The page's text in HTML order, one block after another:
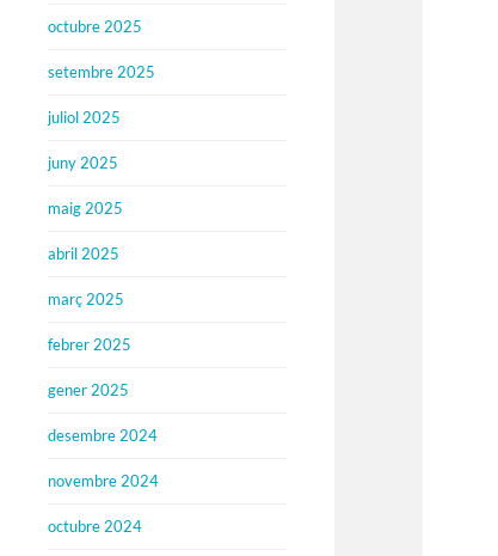
octubre 2025
setembre 2025
juliol 2025
juny 2025
maig 2025
abril 2025
març 2025
febrer 2025
gener 2025
desembre 2024
novembre 2024
octubre 2024